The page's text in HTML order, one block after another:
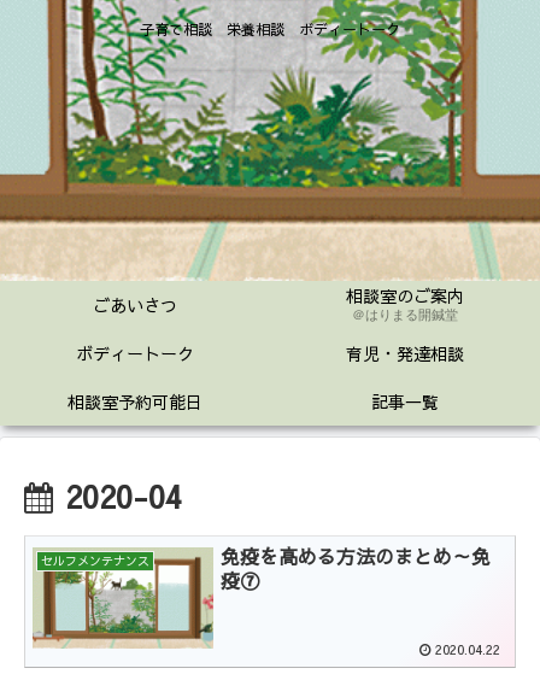
子育て相談 栄養相談 ボディートーク
ごあいさつ 相談室のご案内
＠はりまる開鍼堂
ボディートーク
育児・発達相談
相談室予約可能日
記事一覧
2020-04
セルフメンテナンス
免疫を高める方法のまとめ～免
疫⑦
2020.04.22